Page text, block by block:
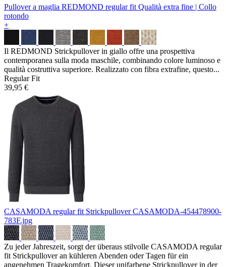
Pullover a maglia REDMOND regular fit Qualità extra fine | Collo
rotondo
+
Il REDMOND Strickpullover in giallo offre una prospettiva
contemporanea sulla moda maschile, combinando colore luminoso e
qualità costruttiva superiore. Realizzato con fibra extrafine, questo...
Regular Fit
39,95 €
CASAMODA regular fit StrickpulloverCASAMODA-454478900-
783F.jpg
Zu jeder Jahreszeit, sorgt der überaus stilvolle CASAMODA regular
fit Strickpullover an kühleren Abenden oder Tagen für ein
angenehmen Tragekomfort. Dieser unifarbene Strickpullover in der